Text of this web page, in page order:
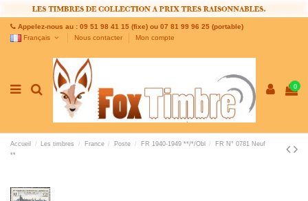
Appelez-nous au : 09 51 98 41 15 (fixe) ou 07 81 99 96 25 (portable)
Français
Nous contacter Mon compte
0
Accueil Les timbres France Poste FR 1940-1949 **/*/Obl
FR N° 0781 Neuf
**